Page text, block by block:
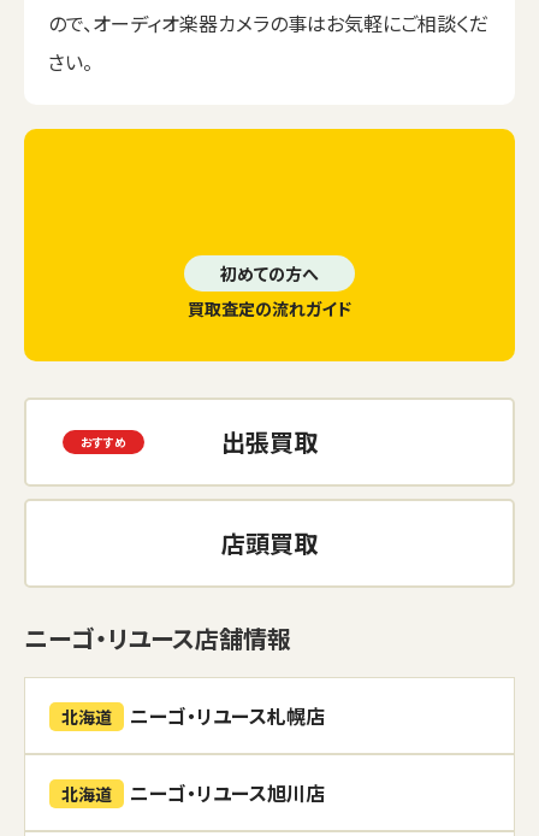
ので、オーディオ楽器カメラの事はお気軽にご相談くだ
さい。
初めての方へ
買取査定の流れガイド
出張買取
店頭買取
ニーゴ・リユース店舗情報
北海道 ニーゴ・リユース札幌店
北海道 ニーゴ・リユース旭川店